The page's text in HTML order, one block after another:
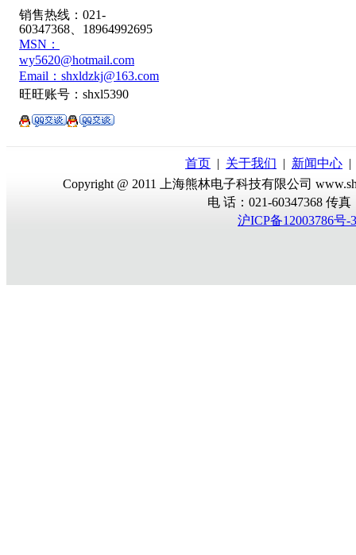
销售热线：021-
60347368、18964992695
MSN：
wy5620@hotmail.com
Email：shxldzkj@163.com
旺旺账号：shxl5390
首页 | 关于我们 | 新闻中心
Copyright @ 2011 上海熊林电子科技有限公司
电 话：021-60347368 传真
沪ICP备12003786号-3